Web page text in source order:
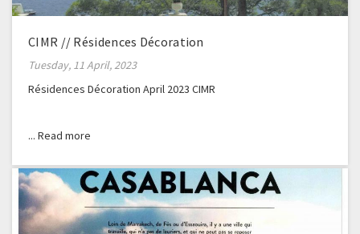
CIMR // Résidences Décoration
Tuesday, 11 April, 2023
Résidences Décoration April 2023 CIMR